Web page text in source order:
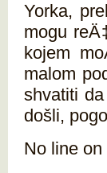
Yorka,
mogu
kojem
malom
shvatiti
došli,
No line